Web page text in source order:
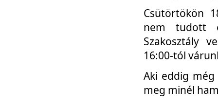
Csütörtökön
nem tudott
Szakosztály
16:00-tól
Aki eddig
meg minél